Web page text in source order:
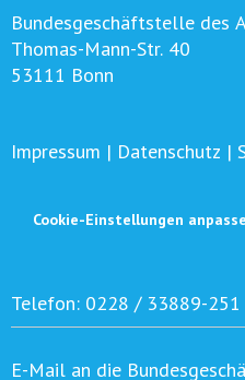
Bundesgeschäftstelle des
Thomas-Mann-Str. 40
53111 Bonn
Impressum | Datenschutz |
Cookie-Einstellungen
Telefon: 0228 / 33889-251
E-Mail an die